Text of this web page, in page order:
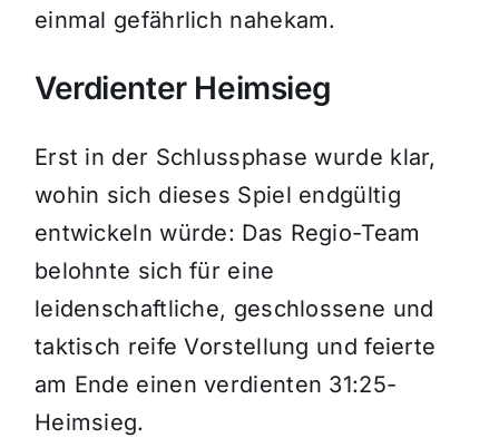
einmal gefährlich nahekam.
Verdienter Heimsieg
Erst in der Schlussphase wurde klar,
wohin sich dieses Spiel endgültig
entwickeln würde: Das Regio-Team
belohnte sich für eine
leidenschaftliche, geschlossene und
taktisch reife Vorstellung und feierte
am Ende einen verdienten 31:25-
Heimsieg.